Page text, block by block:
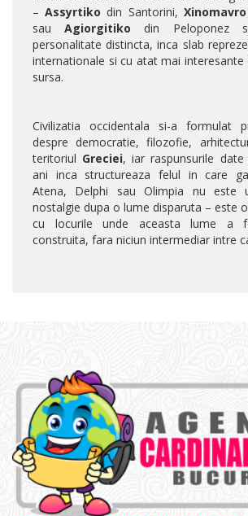
–Assyrtiko din Santorini, Xinomavro
sauAgiorgitiko din Peloponez
personalitate distincta, inca slab
internationale si cu atat mai interesante
sursa.
Civilizatia occidentala si-a formulat
despre democratie, filozofie,
teritoriul Greciei, iar raspunsurile
ani inca structureaza felul in care
Atena, Delphi sau Olimpia nu este
nostalgie dupa o lume disparuta – este
cu locurile unde aceasta lume a
construita, fara niciun intermediar intre